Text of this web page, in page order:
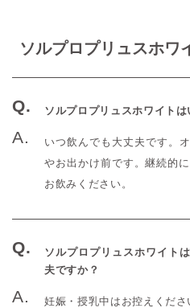
ソルプロプリュスホワ
ソルプロプリュスホワイト
いつ飲んでも大丈夫です。
やお出かけ前です。継続的
お飲みください。
ソルプロプリュスホワイト
夫ですか？
妊娠・授乳中はお控えくださ